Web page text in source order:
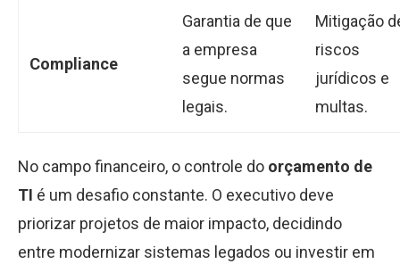
Compliance
Garantia de que
a empresa
segue normas
legais.
Mitigação
riscos
jurídicos e
multas.
No campo financeiro, o controle do orçamento de
TI é um desafio constante. O executivo deve
priorizar projetos de maior impacto, decidindo
entre modernizar sistemas legados ou investir em